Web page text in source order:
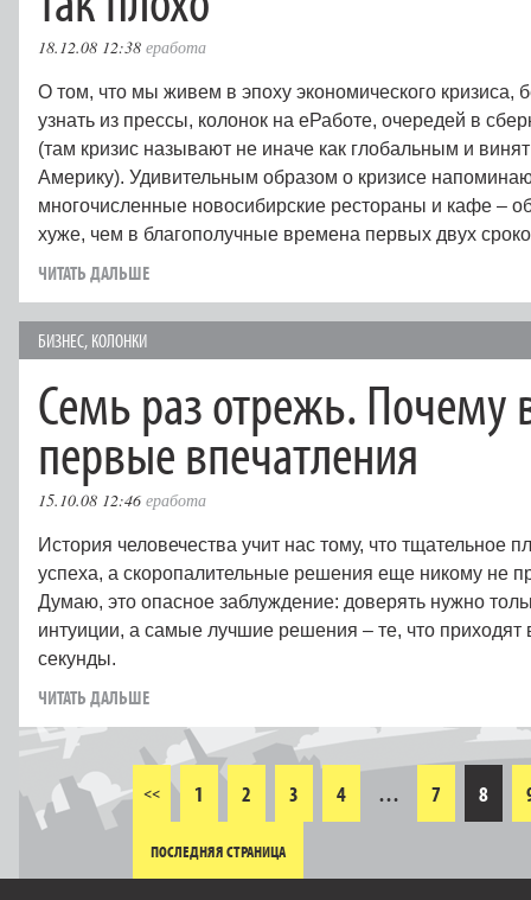
18.12.08 12:38 еработа
О том, что мы живем в эпоху экономического кризиса,
узнать из прессы, колонок на еРаботе, очередей в
(там кризис называют не иначе как глобальным и
Америку). Удивительным образом о кризисе
многочисленные новосибирские рестораны и кафе –
хуже, чем в благополучные времена первых двух
ЧИТАТЬ ДАЛЬШЕ
БИЗНЕС, КОЛОНКИ
Семь раз отрежь.
первые впечатления
15.10.08 12:46 еработа
История человечества учит нас тому, что тщательное
успеха, а скоропалительные решения еще никому не
Думаю, это опасное заблуждение: доверять нужно
интуиции, а самые лучшие решения – те, что приходят
секунды.
ЧИТАТЬ ДАЛЬШЕ
<< 1 2 3 4 … 7 8
ПОСЛЕДНЯЯ СТРАНИЦА